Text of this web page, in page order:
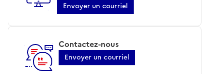
Envoyer un courriel
Contactez-nous
Envoyer un courriel